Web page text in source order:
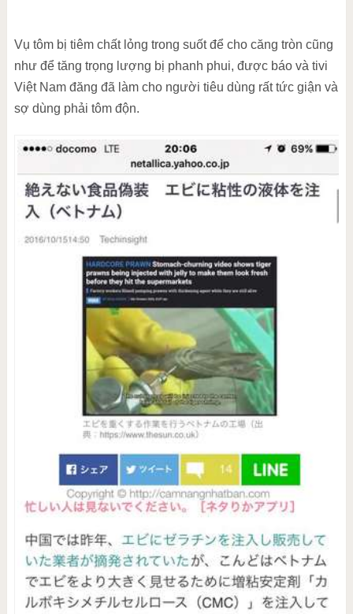
Vụ tôm bị tiêm chất lỏng trong suốt để cho căng tròn cũng
như để tăng trọng lượng bị phanh phui, được báo và tivi
Việt Nam đăng đã làm cho người tiêu dùng rất tức giận và
sợ dùng phải tôm độn.